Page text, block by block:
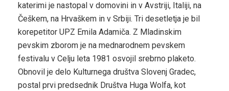
katerimi je nastopal v domovini in v Avstriji, Italiji, na
Češkem, na Hrvaškem in v Srbiji. Tri desetletja je bil
korepetitor UPZ Emila Adamiča. Z Mladinskim
pevskim zborom je na mednarodnem pevskem
festivalu v Celju leta 1981 osvojil srebrno plaketo.
Obnovil je delo Kulturnega društva Slovenj Gradec,
postal prvi predsednik Društva Huga Wolfa, kot